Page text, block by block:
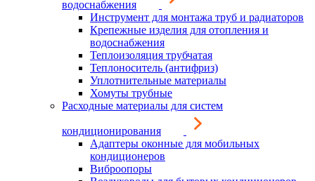
водоснабжения
Инструмент для монтажа труб и радиаторов
Крепежные изделия для отопления и
водоснабжения
Теплоизоляция трубчатая
Теплоноситель (антифриз)
Уплотнительные материалы
Хомуты трубные
Расходные материалы для систем
кондиционирования
Адаптеры оконные для мобильных
кондиционеров
Виброопоры